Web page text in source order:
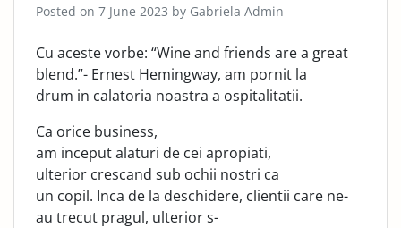
Posted on 7 June 2023 by Gabriela Admin
Cu aceste vorbe: “Wine and friends are a great
blend.”- Ernest Hemingway, am pornit la
drum in calatoria noastra a ospitalitatii.
Ca orice business,
am inceput alaturi de cei apropiati,
ulterior crescand sub ochii nostri ca
un copil. Inca de la deschidere, clientii care ne-
au trecut pragul, ulterior s-